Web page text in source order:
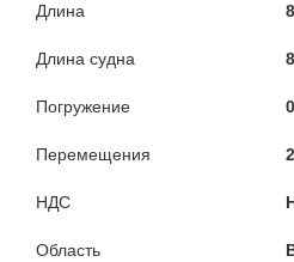
Длина
Длина судна
Погружение
Перемещения
НДС
Область